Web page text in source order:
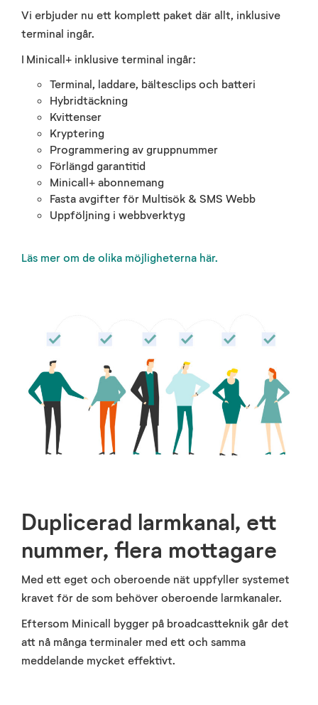
Vi erbjuder nu ett komplett paket där allt, inklusive
terminal ingår.
I Minicall+ inklusive terminal ingår:
Terminal, laddare, bältesclips och batteri
Hybridtäckning
Kvittenser
Kryptering
Programmering av gruppnummer
Förlängd garantitid
Minicall+ abonnemang
Fasta avgifter för Multisök & SMS Webb
Uppföljning i webbverktyg
Läs mer om de olika möjligheterna här.
Duplicerad larmkanal, ett
nummer, flera mottagare
Med ett eget och oberoende nät uppfyller systemet
kravet för de som behöver oberoende larmkanaler.
Eftersom Minicall bygger på broadcastteknik går det
att nå många terminaler med ett och samma
meddelande mycket effektivt.